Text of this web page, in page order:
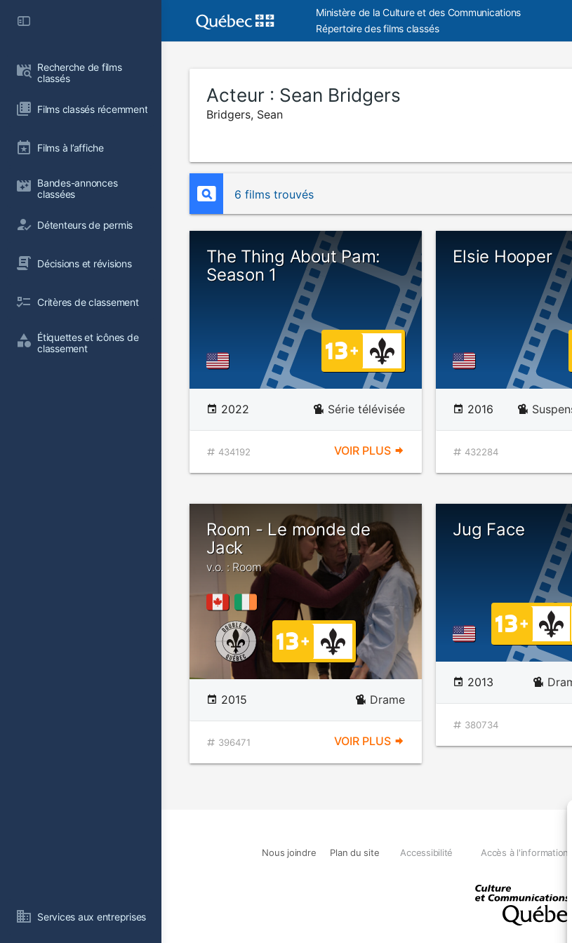
Recherche de films
classés
Films classés récemment
Films à l’affiche
Bandes-annonces
classées
Détenteurs de permis
Décisions et révisions
Critères de classement
Étiquettes et icônes de
classement
Services aux entreprises
Ministère de la Culture et des Communications
Répertoire des films classés
Acteur : Sean Bridgers
Bridgers, Sean
6 films trouvés
The Thing About Pam:
Season 1
2022 Série télévisée
434192 VOIR PLUS
Elsie Hooper
2016
432284
Room - Le monde de
Jack
v.o. : Room
2015 Drame
396471 VOIR PLUS
Jug Face
2013
380734
Nous joindre Plan du site Accessibilité Accès à l'information